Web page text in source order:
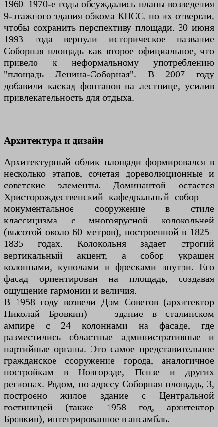
1960–1970-е годы обсуждались планы возведения
9-этажного здания обкома КПСС, но их отвергли,
чтобы сохранить перспективу площади. 30 июня
1993 года вернули историческое название
Соборная площадь как второе официальное, что
привело к неформальному употреблению
"площадь Ленина-Соборная". В 2007 году
добавили каскад фонтанов на лестнице, усилив
привлекательность для отдыха.
Архитектура и дизайн
Архитектурный облик площади формировался в
несколько этапов, сочетая дореволюционные и
советские элементы. Доминантой остается
Христорождественский кафедральный собор —
монументальное сооружение в стиле
классицизма с многоярусной колокольней
(высотой около 60 метров), построенной в 1825–
1835 годах. Колокольня задает строгий
вертикальный акцент, а собор украшен
колоннами, куполами и фресками внутри. Его
фасад ориентирован на площадь, создавая
ощущение гармонии и величия.
В 1958 году возвели Дом Советов (архитектор
Николай Бровкин) — здание в сталинском
ампире с 24 колоннами на фасаде, где
разместились областные административные и
партийные органы. Это самое представительное
гражданское сооружение города, аналогичное
постройкам в Новгороде, Пензе и других
регионах. Рядом, по адресу Соборная площадь, 3,
построено жилое здание с Центральной
гостиницей (также 1958 год, архитектор
Бровкин), интегрированное в ансамбль.